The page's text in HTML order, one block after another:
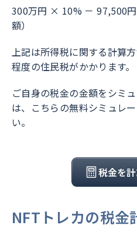
300万円 × 10% － 97,500
額）
上記は所得税に関する計算
程度の住民税がかかります。
ご自身の税金の金額をシミ
は、こちらの無料シミュレ
い。
税金を
NFTトレカの税金